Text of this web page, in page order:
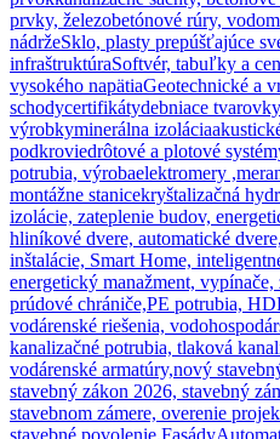
prvky, železobetónové rúry,
nádržeSklo, plasty prepúšťajúce
infraštruktúraSoftvér, tabuľky a
vysokého napätiaGeotechnické a
schodycertifikátydebniace tvarovky
výrobkyminerálna izolácia
podkroviedrôtové a plotové
potrubia, výrobaelektromery
montážne stanicekryštalizačná
izolácie, zateplenie budov,
hliníkové dvere, automatické
inštalácie, Smart Home,
energetický manažment,
prúdové chrániče,PE potrubia,
vodárenské riešenia,
kanalizačné potrubia, tlaková
vodárenské armatúry,nový
stavebný zákon 2026, stavebný
stavebnom zámere, overenie
stavebné povolenie,Fasády